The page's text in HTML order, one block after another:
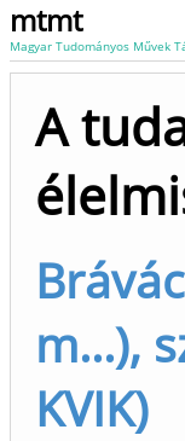
mtmt
Magyar Tudományos Művek
A
m...),
KVIK)